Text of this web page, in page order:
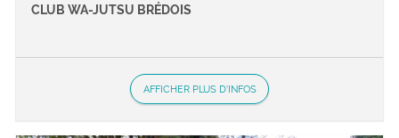
CLUB WA-JUTSU BRÉDOIS
AFFICHER PLUS D'INFOS